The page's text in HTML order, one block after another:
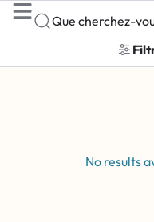
Que cherchez-
No results